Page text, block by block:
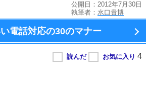
公開日：2012年7月30日
執筆者： 水口貴博
電話対応の30のマナー